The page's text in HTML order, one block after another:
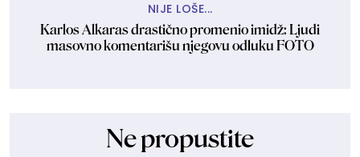
NIJE LOŠE...
Karlos Alkaras drastično promenio imidž: Ljudi
masovno komentarišu njegovu odluku FOTO
Ne propustite